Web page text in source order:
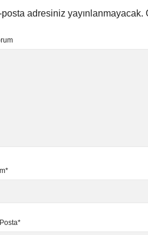
posta adresiniz yayınlanmayacak.